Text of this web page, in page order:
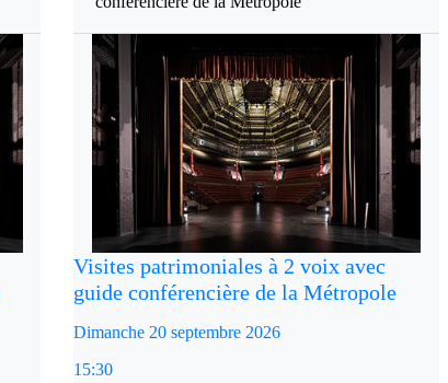
Visites patrimoniales à 2 voix avec
guide conférencière de la Métropole
Dimanche 20 septembre 2026
15:30